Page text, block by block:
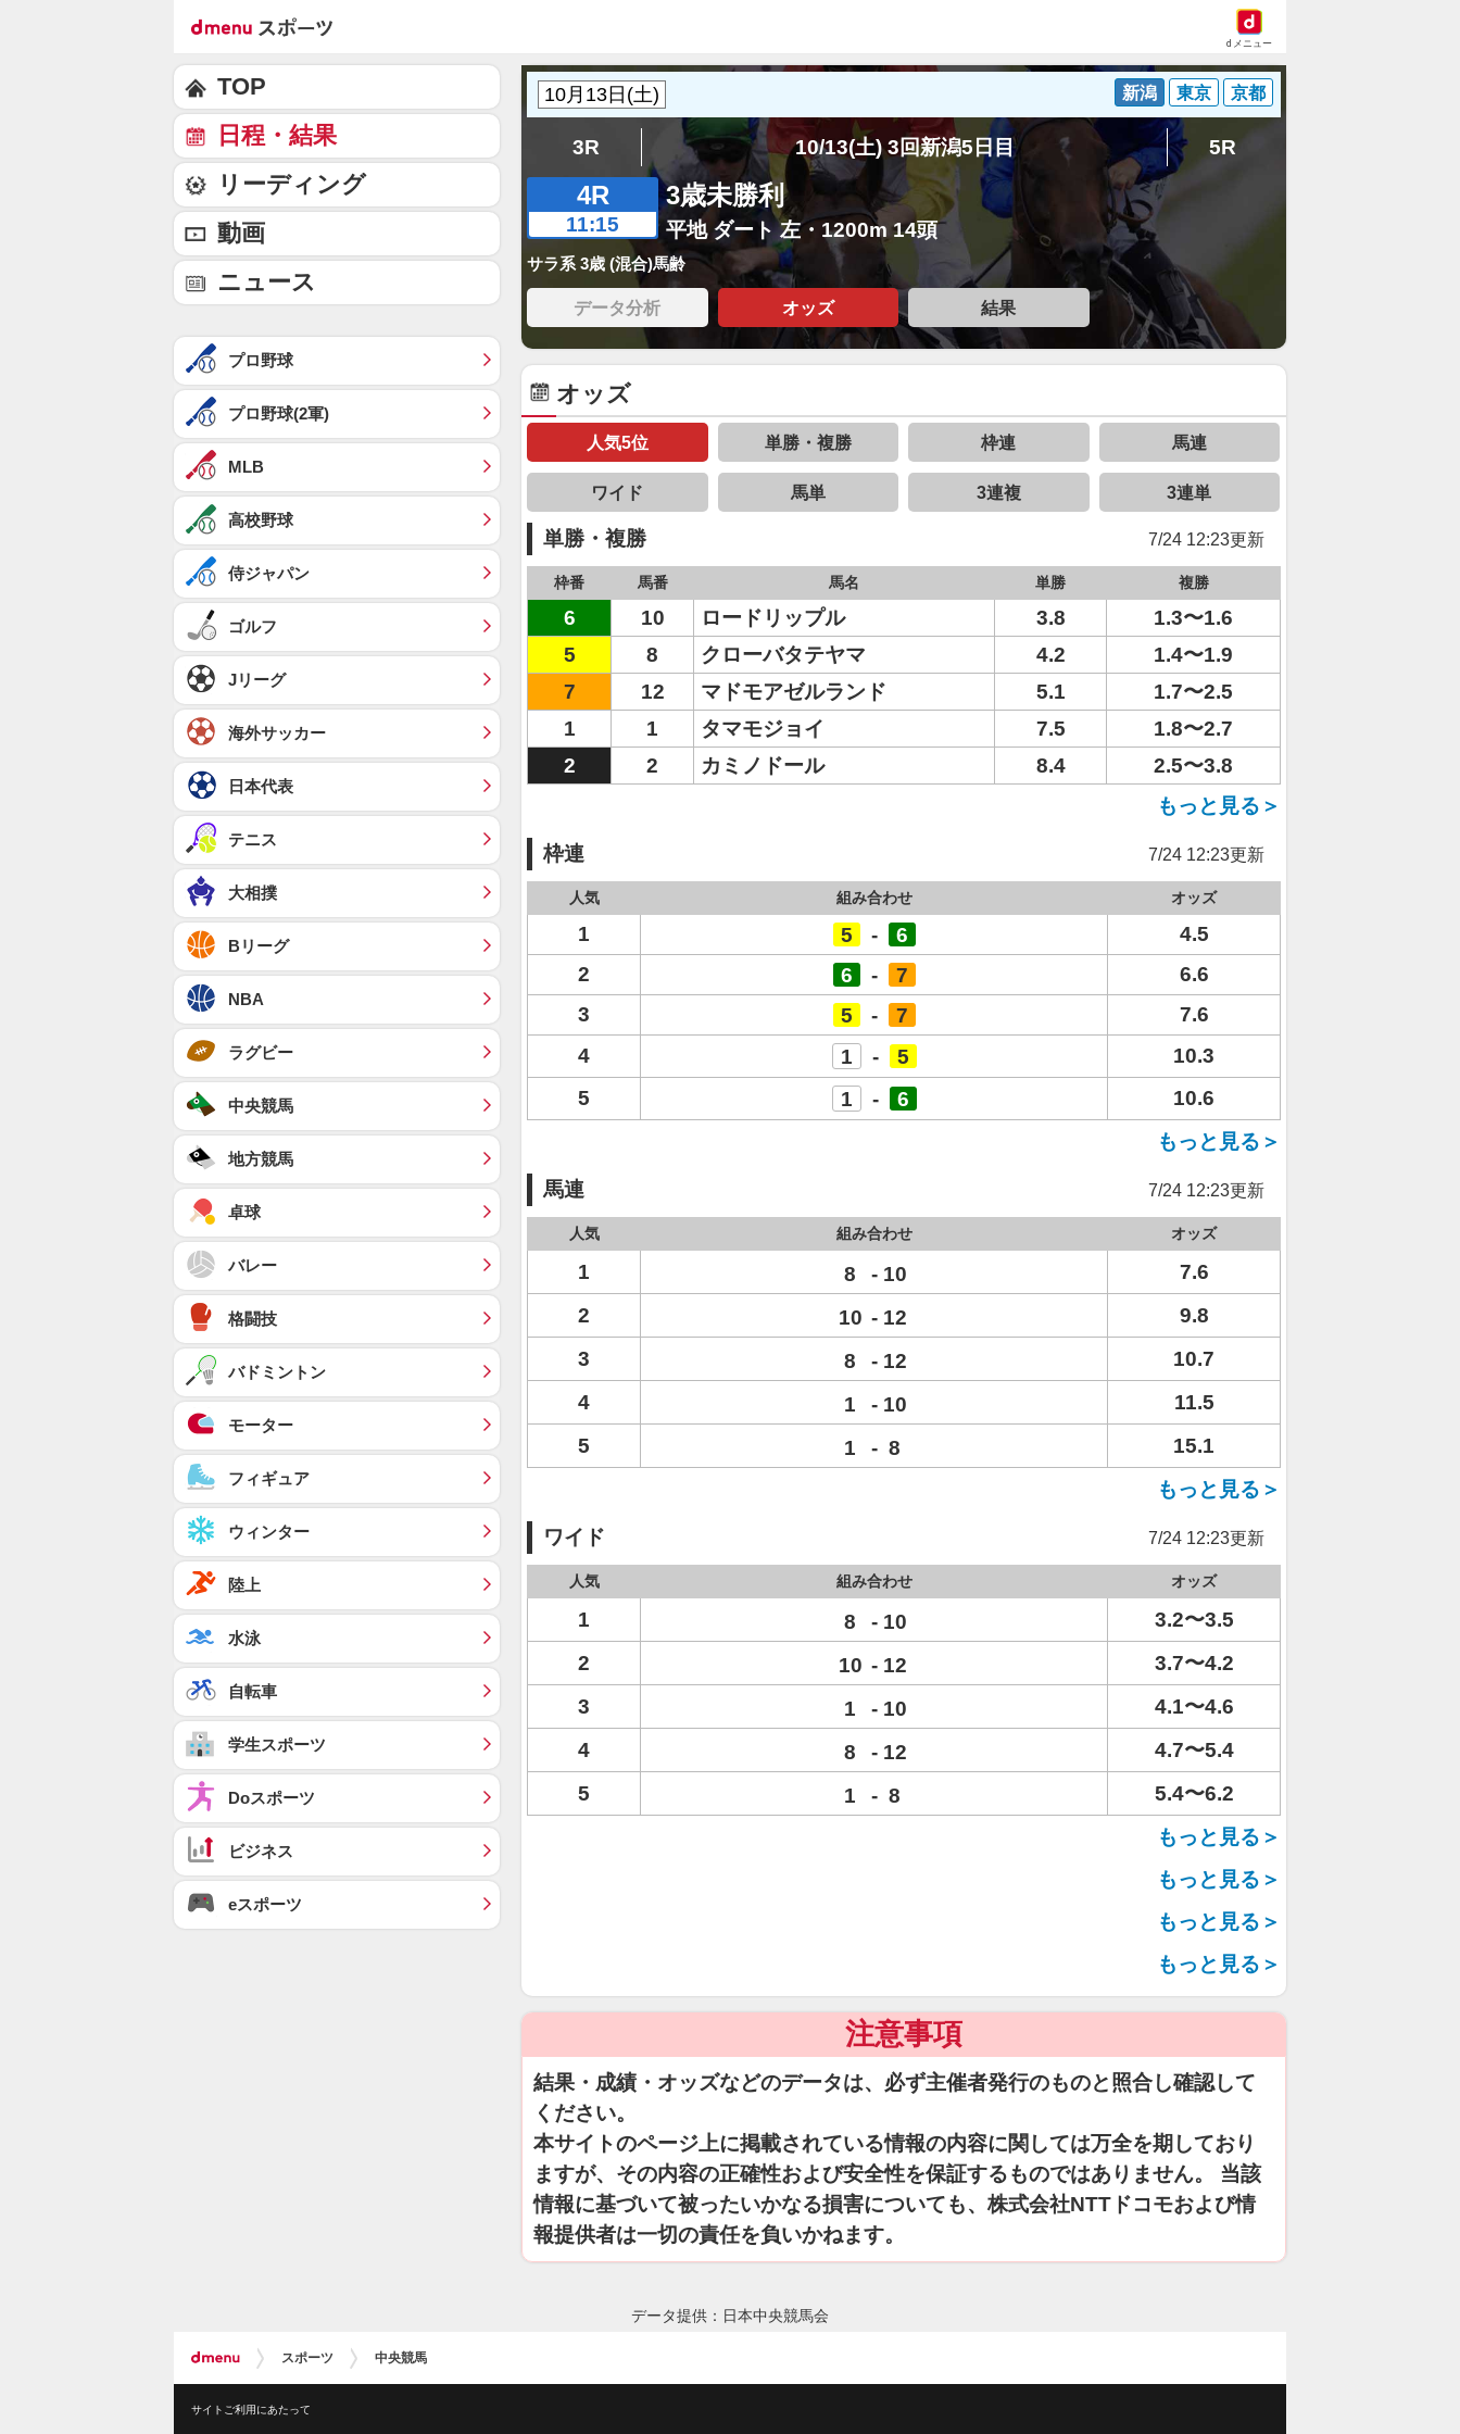
dメニュー
新潟 東京 京都
3R 10/13(土) 3回新潟5日目 5R
4R
11:15
3歳未勝利
平地 ダート 左・1200m 14頭
サラ系 3歳 (混合)馬齢
データ分析 オッズ 結果
オッズ
人気5位 単勝・複勝 枠連 馬連
ワイド 馬単 3連複 3連単
単勝・複勝 7/24 12:23更新
枠番 馬番 馬名 単勝 複勝
6 10 ロードリップル 3.8
1.3〜1.6
5
8 クローバタテヤマ 4.2
1.4〜1.9
7
12 マドモアゼルランド 5.1
1.7〜2.5
1
1 タマモジョイ 7.5
1.8〜2.7
2
2 カミノドール 8.4
2.5〜3.8
もっと見る＞
枠連 7/24 12:23更新
人気 組み合わせ オッズ
1 5 - 6
4.5
2
6 - 7
6.6
3
5 - 7
7.6
4
1 - 5
10.3
5
1 - 6
10.6
もっと見る＞
馬連 7/24 12:23更新
人気 組み合わせ オッズ
1 8 - 10
7.6
2
10 - 12
9.8
3
8 - 12
10.7
4
1 - 10
11.5
5
1 - 8
15.1
もっと見る＞
ワイド 7/24 12:23更新
人気 組み合わせ オッズ
1 8 - 10
3.2〜3.5
2
10 - 12
3.7〜4.2
3
1 - 10
4.1〜4.6
4
8 - 12
4.7〜5.4
5
1 - 8
5.4〜6.2
もっと見る＞
もっと見る＞
もっと見る＞
もっと見る＞
注意事項
結果・成績・オッズなどのデータは、必ず主催者発行のものと照合し確認して
ください。
本サイトのページ上に掲載されている情報の内容に関しては万全を期しており
ますが、その内容の正確性および安全性を保証するものではありません。 当該
情報に基づいて被ったいかなる損害についても、株式会社NTTドコモおよび情
報提供者は一切の責任を負いかねます。
TOP
日程・結果
リーディング
動画
ニュース
プロ野球
プロ野球(2軍)
MLB
高校野球
侍ジャパン
ゴルフ
Jリーグ
海外サッカー
日本代表
テニス
大相撲
Bリーグ
NBA
ラグビー
中央競馬
地方競馬
卓球
バレー
格闘技
バドミントン
モーター
フィギュア
ウィンター
陸上
水泳
自転車
学生スポーツ
Doスポーツ
ビジネス
eスポーツ
データ提供：日本中央競馬会
スポーツ 中央競馬
サイトご利用にあたって